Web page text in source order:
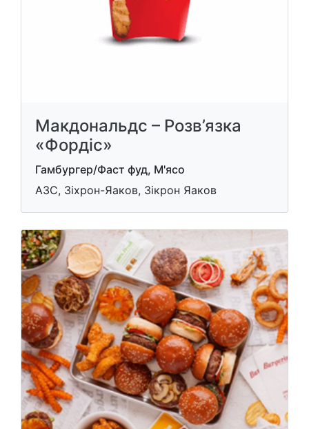
Макдональдс – Розв’язка
«Фордіс»
Гамбургер/Фаст фуд, М'ясо
АЗС, Зіхрон-Яаков, Зікрон Яаков